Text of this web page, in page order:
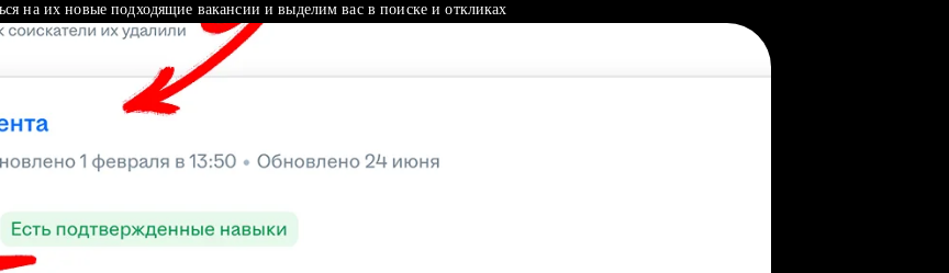
на их новые подходящие вакансии и выделим вас в поиске и откликах